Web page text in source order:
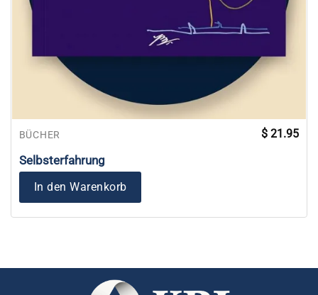
BÜCHER
Selbsterfahrung
$ 21.95
In den Warenkorb